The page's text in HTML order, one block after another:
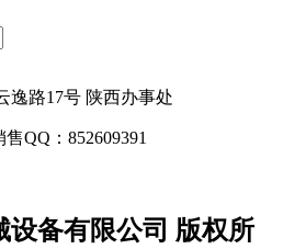
逸路17号 陕西办事处
QQ：852609391
设备有限公司 版权所